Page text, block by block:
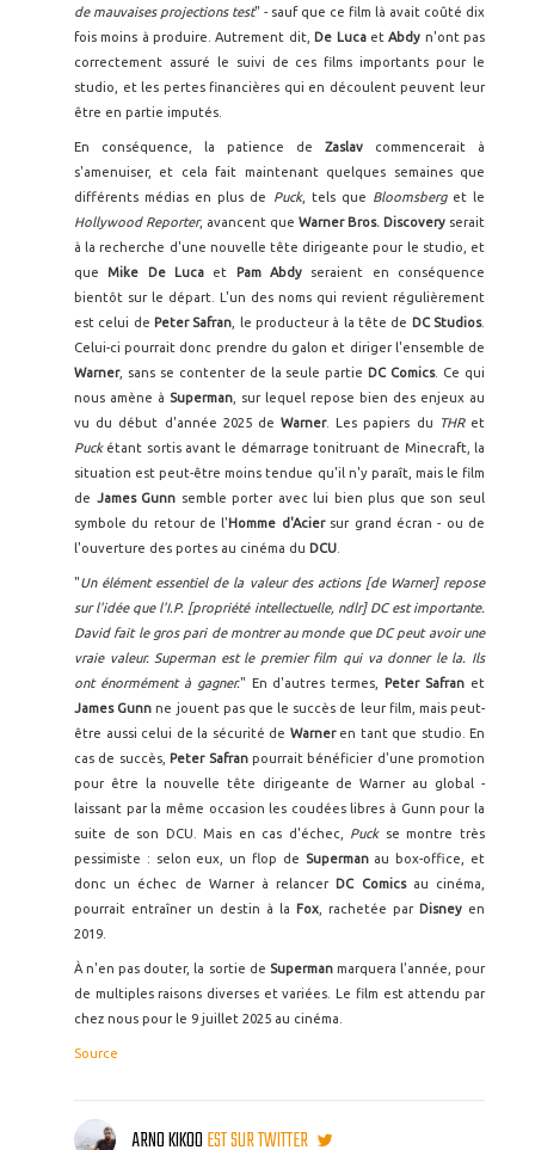
de mauvaises projections test" - sauf que ce film là avait coûté dix
fois moins à produire. Autrement dit,
De Luca etAbdy n'ont pas
correctement assuré le suivi de ces films importants pour le
studio, et les pertes financières qui en découlent peuvent leur
être en partie imputés.
En conséquence, la patience de Zaslav commencerait à
s'amenuiser, et cela fait maintenant quelques semaines que
différents médias en plus de
Puck, tels que Bloomsberget le
Hollywood Reporter, avancent que Warner Bros. Discovery serait
à la recherche d'une nouvelle tête dirigeante pour le studio, et
queMike De Luca et Pam Abdy seraient en conséquence
bientôt sur le départ. L'un des noms qui revient régulièrement
est celui de Peter Safran , le producteur à la tête de DC Studios.
Celui-ci pourrait donc prendre du galon et diriger l'ensemble de
Warner, sans se contenter de la seule partie DC Comics. Ce qui
nous amène à Superman , sur lequel repose bien des enjeux au
vu du début d'année 2025 deWarner. Les papiers du THR et
Puck étant sortis avant le démarrage tonitruant de Minecraft, la
situation est peut-être moins tendue qu'il n'y paraît, mais le film
de James Gunn semble porter avec lui bien plus que son seul
symbole du retour de l' Homme d'Acier sur grand écran - ou de
l'ouverture des portes au cinéma du DCU
"Un élément essentiel de la valeur des actions [de Warner] repose
sur l'idée que l'I.P. [propriété intellectuelle, ndlr] DC est importante.
David fait le gros pari de montrer au monde que DC peut avoir une
vraie valeur. Superman est le premier film qui va donner le la. Ils
ont énormément à gagner." En d'autres termes, Peter Safran et
James Gunnne jouent pas que le succès de leur film, mais peut-
être aussi celui de la sécurité de Warner en tant que studio. En
cas de succès,
Peter Safran pourrait bénéficier d'une promotion
pour être la nouvelle tête dirigeante de Warner au global -
laissant par la même occasion les coudées libres à Gunn pour la
suite de son DCU. Mais en cas d'échec, Puck se montre très
pessimiste : selon eux, un flop de Superman au box-office, et
donc un échec de Warner à relancer DC Comics au cinéma,
pourrait entraîner un destin à la
Fox , rachetée par Disney en
2019.
À n'en pas douter, la sortie de Superman marquera l'année, pour
de multiples raisons diverses et variées. Le film est attendu par
chez nous pour le 9 juillet 2025 au cinéma.
Source
ARNO KIKOOEST SUR TWITTER